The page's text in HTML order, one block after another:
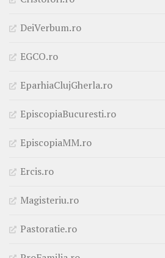
DeiVerbum.ro
EGCO.ro
EparhiaClujGherla.ro
EpiscopiaBucuresti.ro
EpiscopiaMM.ro
Ercis.ro
Magisteriu.ro
Pastoratie.ro